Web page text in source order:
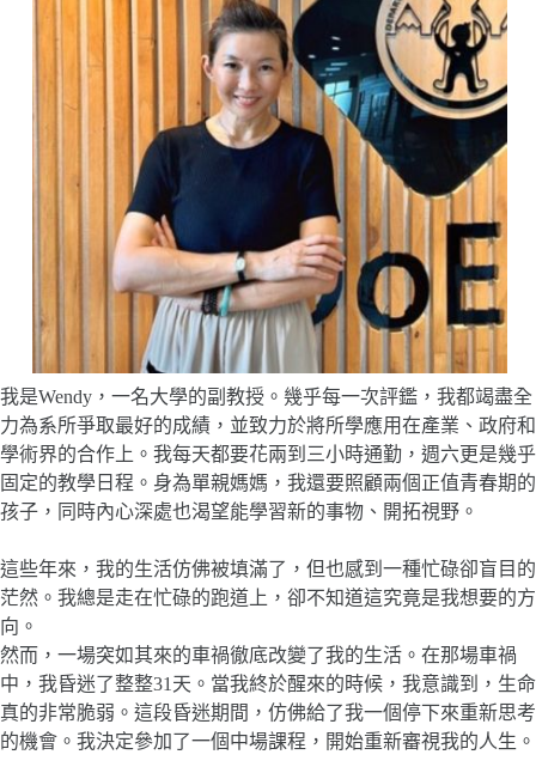
我是Wendy，一名大學的副教授。幾乎每一次評鑑，我都竭盡全
力為系所爭取最好的成績，並致力於將所學應用在產業、政府和
學術界的合作上。我每天都要花兩到三小時通勤，週六更是幾乎
固定的教學日程。身為單親媽媽，我還要照顧兩個正值青春期的
孩子，同時內心深處也渴望能學習新的事物、開拓視野。
這些年來，我的生活仿佛被填滿了，但也感到一種忙碌卻盲目的
茫然。我總是走在忙碌的跑道上，卻不知道這究竟是我想要的方
向。
然而，一場突如其來的車禍徹底改變了我的生活。在那場車禍
中，我昏迷了整整31天。當我終於醒來的時候，我意識到，生命
真的非常脆弱。這段昏迷期間，仿佛給了我一個停下來重新思考
的機會。我決定參加了一個中場課程，開始重新審視我的人生。